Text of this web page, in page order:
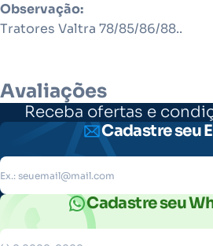
Observação:
Tratores Valtra 78/85/86/88..
Avaliações
Receba ofertas e
Cadastre seu
Cadastre seu